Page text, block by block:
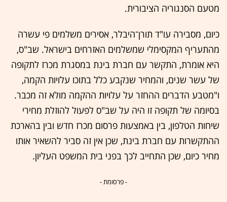
מטעם הסנגוריה הציבורית.
כיום, מסבירה עו"ד תורן־היבלר, אסירים משלמים פי עשרה
מהתעריף המקסימלי שמשלמים האזרחים בישראל. שב"ס,
היא אומרת, התקשר עם חברת בינת במסגרת מכרז לתקופה
של עשר שנים, והמחיר שנקבע כלל בתוכו עלויות הקמה,
ו"מטבע הדברים ההחזר על עלויות ההקמה מולא זה מכבר.
בסיומה של תקופה זו היה על שב"ס לפעול להוזלת מחירי
שיחות הטלפון, בין באמצעות פרסום מכרז חדש ובין בהארכת
ההתקשרות עם חברת בינת, שכן אין זה סביר להשאיר אותו
מחיר כיום, שכן התחייב לכך בפני בית המשפט העליון.
- פרסומת -